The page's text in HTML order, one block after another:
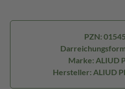
PZN:
Marke: ALIUD
Hersteller: ALIUD